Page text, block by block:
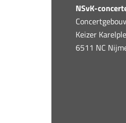
NSvK-
Keizer
6511 NC